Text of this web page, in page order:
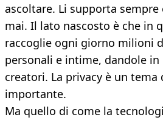
ascoltare. Li supporta
mai. Il lato nascosto è che in
raccoglie ogni giorno milioni
personali e intime, dandole in
creatori. La privacy è un
importante.
Ma quello di come la